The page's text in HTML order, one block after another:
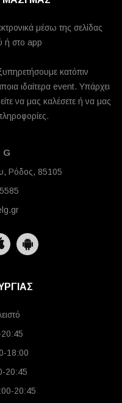
μέσω της σελίδας
ή στο app
κατόπιν
ιδαίτερα event. Υπάρχει
να μας καλέσετε ή να μας
G
Ρόδος, 85105
18:00
20:45
20:45